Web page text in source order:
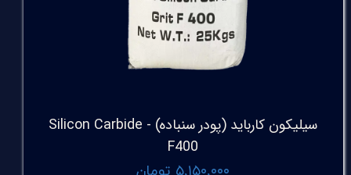
سیلیکون کارباید (پودر سنباده) Silicon Carbide -
F400